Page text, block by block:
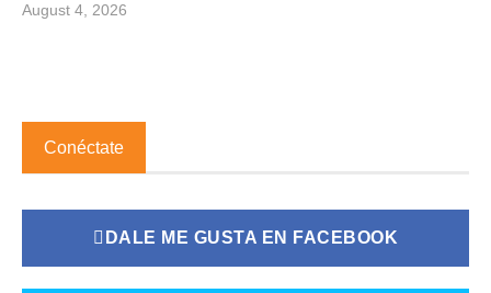
August 4, 2026
Conéctate
DALE ME GUSTA EN FACEBOOK